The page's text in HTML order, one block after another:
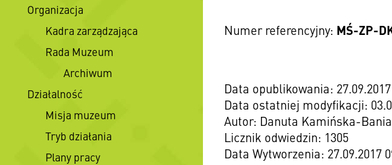
Organizacja
Kadra zarządzająca
Rada Muzeum
Archiwum
Działalność
Misja muzeum
Tryb działania
Plany pracy
Numer referencyjny: MŚ-ZP-
Data opublikowania:
Data ostatniej modyfikacji:
Autor: Danuta Kamińska-Bania
Licznik odwiedzin: 1305
Data Wytworzenia: 27.09.2017